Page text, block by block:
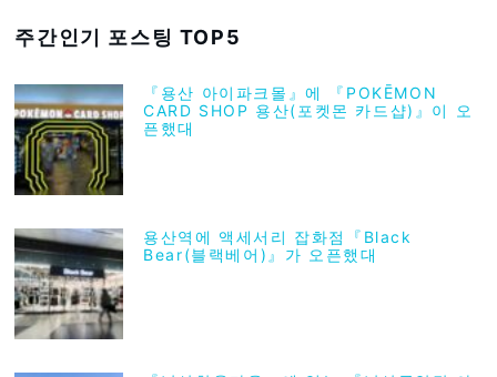
주간인기 포스팅 TOP5
『용산 아이파크몰』에 『POKĒMON
CARD SHOP 용산(포켓몬 카드샵)』이 오
픈했대
용산역에 액세서리 잡화점『Black
Bear(블랙베어)』가 오픈했대